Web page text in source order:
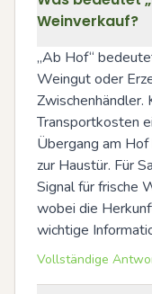
Weinverkauf?
„Ab Hof“
Weingut oder
Zwischenhändler.
Transportkosten
Übergang am
zur Haustür. Für
Signal für frische
wobei die
wichtige
Vollständige